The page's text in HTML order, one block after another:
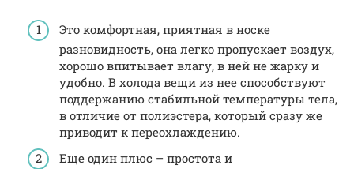
Это комфортная, приятная в носке
разновидность, она легко пропускает воздух,
хорошо впитывает влагу, в ней не жарку и
удобно. В холода вещи из нее способствуют
поддержанию стабильной температуры тела,
в отличие от полиэстера, который сразу же
приводит к переохлаждению.
Еще один плюс – простота и